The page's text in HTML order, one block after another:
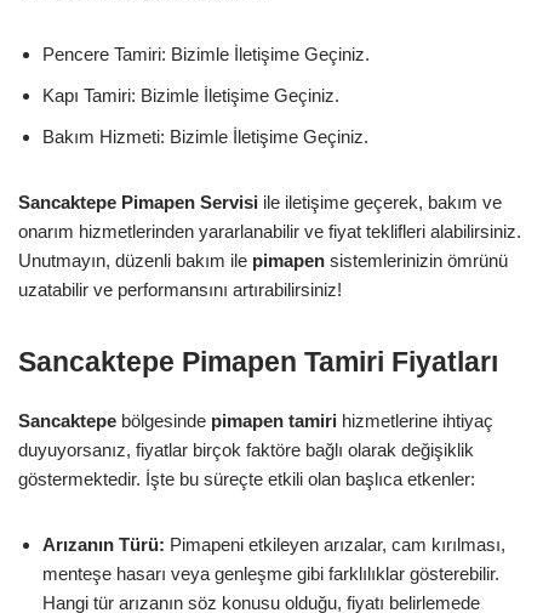
Pencere Tamiri: Bizimle İletişime Geçiniz.
Kapı Tamiri: Bizimle İletişime Geçiniz.
Bakım Hizmeti: Bizimle İletişime Geçiniz.
Sancaktepe Pimapen Servisi ile iletişime geçerek, bakım ve
onarım hizmetlerinden yararlanabilir ve fiyat teklifleri alabilirsiniz.
Unutmayın, düzenli bakım ile pimapen sistemlerinizin ömrünü
uzatabilir ve performansını artırabilirsiniz!
Sancaktepe Pimapen Tamiri Fiyatları
Sancaktepe bölgesinde pimapen tamiri hizmetlerine ihtiyaç
duyuyorsanız, fiyatlar birçok faktöre bağlı olarak değişiklik
göstermektedir. İşte bu süreçte etkili olan başlıca etkenler:
Arızanın Türü: Pimapeni etkileyen arızalar, cam kırılması,
menteşe hasarı veya genleşme gibi farklılıklar gösterebilir.
Hangi tür arızanın söz konusu olduğu, fiyatı belirlemede